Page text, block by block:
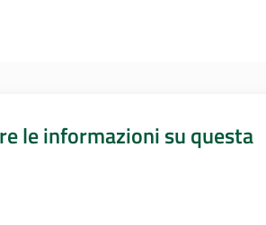
le informazioni su questa